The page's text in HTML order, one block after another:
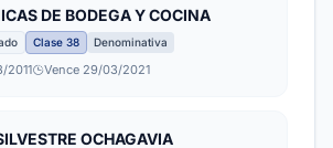
DE BODEGA Y COCINA
Clase 38 Denominativa
2011 Vence 29/03/2021
OCHAGAVIA